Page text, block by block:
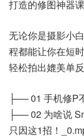
打造的修图神器课
无论你是摄影小
程都能让你在短
轻松拍出媲美单
├── 01 手机修P
├── 02 为啥说
只因这1招！